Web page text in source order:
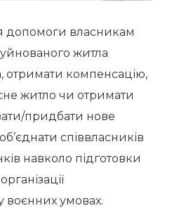
допомоги власникам
житла
отримати компенсацію,
житло чи отримати
придбати нове
співвласників
навколо підготовки
воєнних умовах.